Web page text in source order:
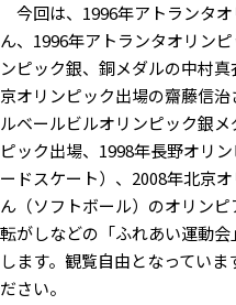
今回は、1996年アトランタ
ん、1996年アトランタオリン
ンピック銀、銅メダルの中村
京オリンピック出場の齋藤信
ルベールビルオリンピック銀
ピック出場、1998年長野オリ
ードスケート）、2008年北京
ん（ソフトボール）のオリン
転がしなどの「ふれあい運動
します。観覧自由となってい
ださい。